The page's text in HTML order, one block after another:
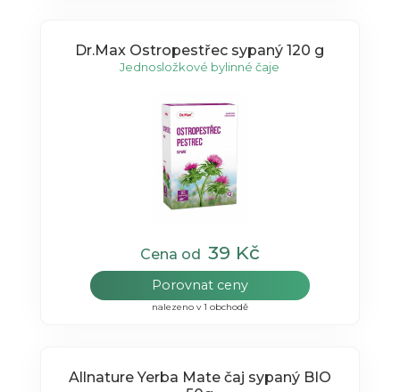
Dr.Max Ostropestřec sypaný 120 g
Jednosložkové bylinné čaje
Cena od 39 Kč
Porovnat ceny
nalezeno v 1 obchodě
Allnature Yerba Mate čaj sypaný BIO